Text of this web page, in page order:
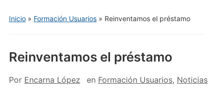
móvil
Inicio» Formación Usuarios» Reinventamos el préstamo
Reinventamos el préstamo
Por Encarna López en Formación Usuarios, Noticias